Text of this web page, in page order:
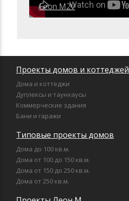
Leon М2V
Проекты домов и коттеджей
Дома и коттеджи
Дуплексы и таунхаусы
Коммерческие здания
Бани и гаражи
Типовые проекты домов
Дома до 100 кв.м.
Дома от 100 до 150 кв.м.
Дома от 150 до 250 кв.м.
Дома от 250 кв.м.